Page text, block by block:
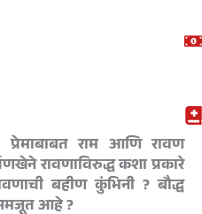
राम आणि रावण
रावणाविरुद्ध कशा प्रकारे
बहीण कुंभिनी ? बौद्ध
आहे ?